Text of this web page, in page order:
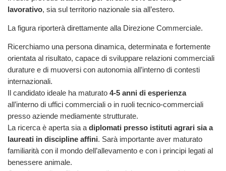
lavorativo, sia sul territorio nazionale sia all’estero.
La figura riporterà direttamente alla Direzione Commerciale.
Ricerchiamo una persona dinamica, determinata e fortemente
orientata al risultato, capace di sviluppare relazioni commerciali
durature e di muoversi con autonomia all’interno di contesti
internazionali.
Il candidato ideale ha maturato 4-5 anni di esperienza
all’interno di uffici commerciali o in ruoli tecnico-commerciali
presso aziende mediamente strutturate.
La ricerca è aperta sia a diplomati presso istituti agrari sia a
laureati in discipline affini. Sarà importante aver maturato
familiarità con il mondo dell’allevamento e con i principi legati al
benessere animale.